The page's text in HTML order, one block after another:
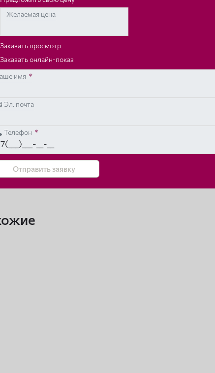
Желаемая цена
Заказать просмотр
Заказать онлайн-показ
имя *
Эл. почта
Телефон *
Отправить заявку